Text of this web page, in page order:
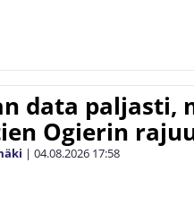
data paljasti,
Ogierin
| 04.08.2026 17:58